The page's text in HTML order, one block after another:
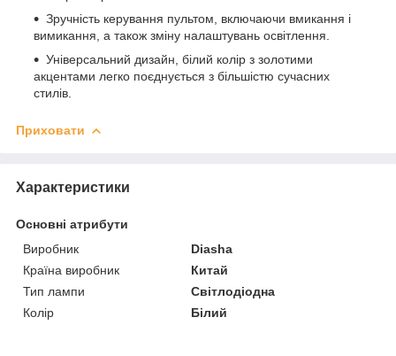
Зручність керування пультом, включаючи вмикання і
вимикання, а також зміну налаштувань освітлення.
Універсальний дизайн, білий колір з золотими
акцентами легко поєднується з більшістю сучасних
стилів.
Приховати
Характеристики
Основні атрибути
Виробник
Diasha
Країна виробник
Китай
Тип лампи
Світлодіодна
Колір
Білий